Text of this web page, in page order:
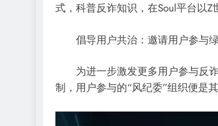
式，科普反诈知识，在Soul平台以Z
倡导用户共治：邀请用户参与
为进一步激发更多用户参与反诈
制，用户参与的“风纪委”组织便是
4 年 ago